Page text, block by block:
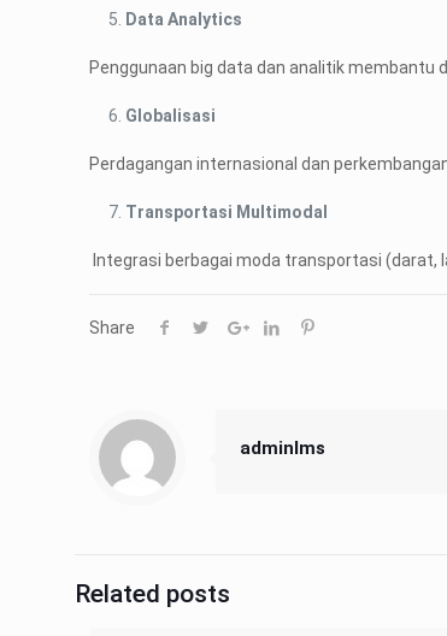
Data Analytics
Penggunaan big data dan analitik membantu
Globalisasi
Perdagangan internasional dan
Transportasi Multimodal
Integrasi berbagai moda transportasi (darat,
Share
adminIms
Related posts